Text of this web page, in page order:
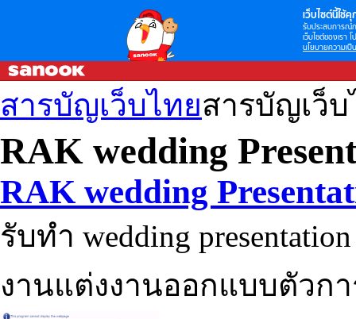
เว็บไซต์นี้ใช้คุ
รับประสบการณ์
เว็บไซต์ของเรา
นโยบายความเป็
สารบัญเว็บไทยสารบัญเว็
RAK wedding
RAK wedding
รับทำ wedding
งานแต่งงานออกแบบตัวก